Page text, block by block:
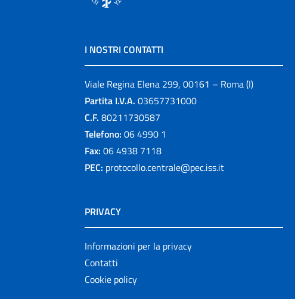
I NOSTRI CONTATTI
Viale Regina Elena 299, 00161 – Roma (I)
Partita I.V.A. 03657731000
C.F. 80211730587
Telefono: 06 4990 1
Fax: 06 4938 7118
PEC: protocollo.centrale@pec.iss.it
PRIVACY
Informazioni per la privacy
Contatti
Cookie policy